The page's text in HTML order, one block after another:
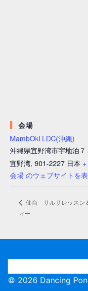
会場
MambOki LDC(沖縄)
沖縄県宜野湾市宇地泊７
宜野湾, 901-2227 日本
会場 のウェブサイトを
仙台 サルサレッスン
ィー
© 2026 Dancing